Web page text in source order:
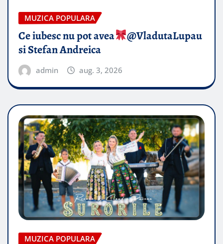
MUZICA POPULARA
Ce iubesc nu pot avea
​@VladutaLupau
si Stefan Andreica
admin aug. 3, 2026
MUZICA POPULARA